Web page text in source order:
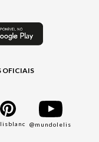
OFICIAIS
@mundolelis